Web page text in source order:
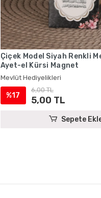
Çiçek Model Siyah Renkli
Ayet-el Kürsi Magnet
Mevlüt Hediyelikleri
%17
6,00 TL
5,00 TL
Sepete